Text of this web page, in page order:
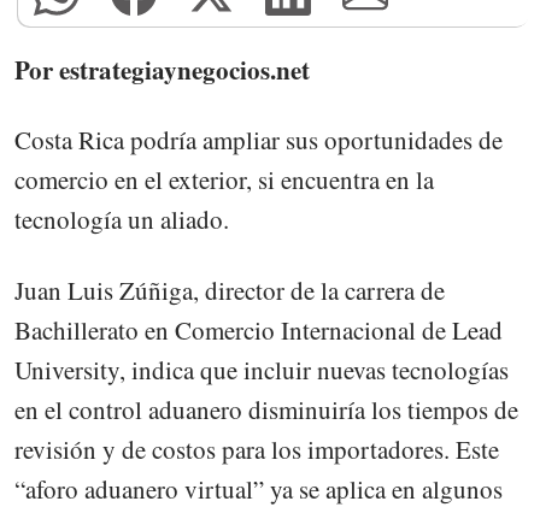
Por estrategiaynegocios.net
Costa Rica podría ampliar sus oportunidades de
comercio en el exterior, si encuentra en la
tecnología un aliado.
Juan Luis Zúñiga, director de la carrera de
Bachillerato en Comercio Internacional de Lead
University, indica que incluir nuevas tecnologías
en el control aduanero disminuiría los tiempos de
revisión y de costos para los importadores. Este
“aforo aduanero virtual” ya se aplica en algunos